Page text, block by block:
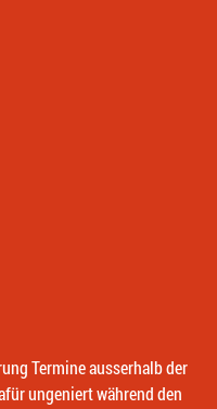
Termine ausserhalb der
ungeniert während den